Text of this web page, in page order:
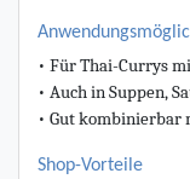
• Für Thai-Currys
• Auch in Suppen,
• Gut
Shop-Vorteile